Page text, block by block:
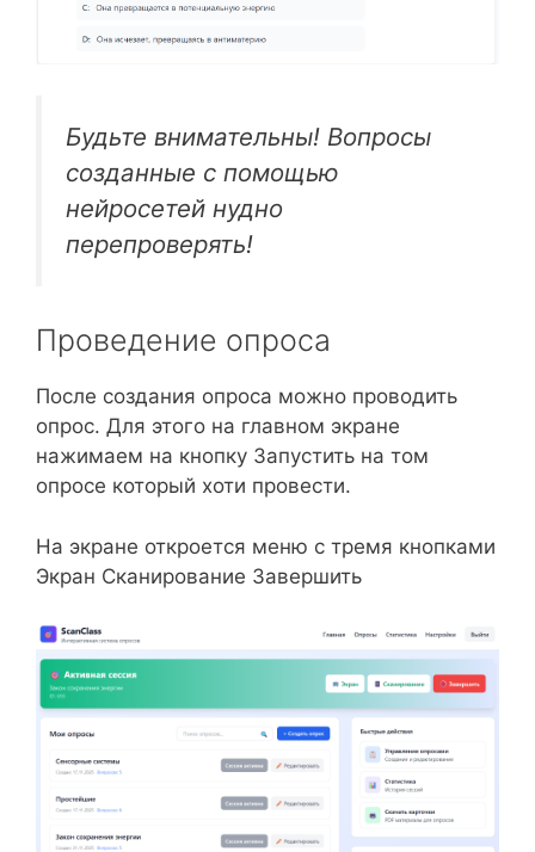
Будьте внимательны! Вопросы
созданные с помощью
нейросетей нудно
перепроверять!
Проведение опроса
После создания опроса можно проводить
опрос. Для этого на главном экране
нажимаем на кнопку Запустить на том
опросе который хоти провести.
На экране откроется меню с тремя кнопками
Экран Сканирование Завершить